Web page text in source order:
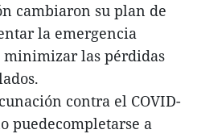
cambiaron su plan de
la emergencia
minimizar las pérdidas
contra el COVID-
puedecompletarse a